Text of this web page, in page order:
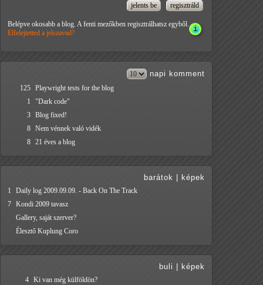
Belépve okosabb a blog. A fenti mezőkben regisztrálhatsz egyből.
Elfelejtetted a jelszavad?
napi komment
125 Playwright tests for the blog
1
"Dark code"
3 Blog fixed!
8 Nem vénnek való vidék
8 21 éves a blog
barátok képek
1
Daily log 2009.09.09. - Back On The Track
7 Kondi 2009 tavasz
Gallery, saját szerver?
Élesztő Kuplung Coro
buli képek
4 Ki van még külföldön?